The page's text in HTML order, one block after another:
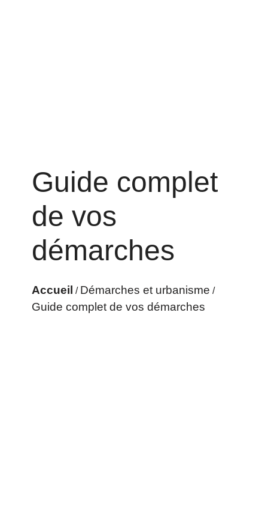
Guide complet
de vos
démarches
Accueil / Démarches et urbanisme /
Guide complet de vos démarches